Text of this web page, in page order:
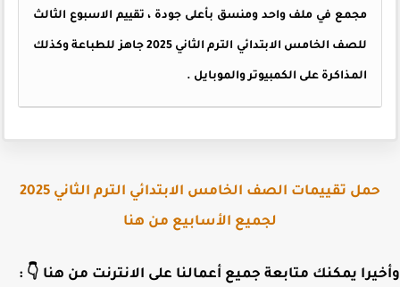
مجمع في ملف واحد ومنسق بأعلى جودة ، تقييم الاسبوع الثالث
للصف الخامس الابتدائي الترم الثاني 2025 جاهز للطباعة وكذلك
المذاكرة على الكمبيوتر والموبايل .
حمل تقييمات الصف الخامس الابتدائي الترم الثاني 2025
لجميع الأسابيع من هنا
يمكنك متابعة جميع أعمالنا على الانترنت من هنا 👇 :